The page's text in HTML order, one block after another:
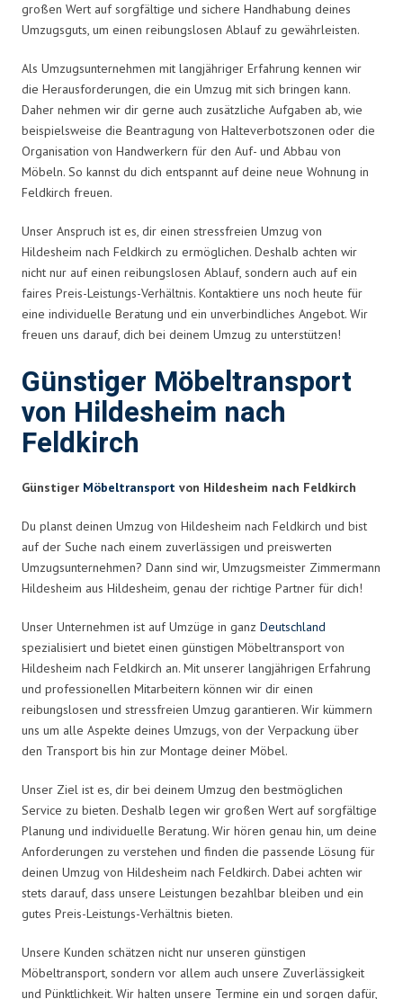
großen Wert auf sorgfältige und sichere Handhabung deines
Umzugsguts, um einen reibungslosen Ablauf zu gewährleisten.
Als Umzugsunternehmen mit langjähriger Erfahrung kennen wir
die Herausforderungen, die ein Umzug mit sich bringen kann.
Daher nehmen wir dir gerne auch zusätzliche Aufgaben ab, wie
beispielsweise die Beantragung von Halteverbotszonen oder die
Organisation von Handwerkern für den Auf- und Abbau von
Möbeln. So kannst du dich entspannt auf deine neue Wohnung in
Feldkirch freuen.
Unser Anspruch ist es, dir einen stressfreien Umzug von
Hildesheim nach Feldkirch zu ermöglichen. Deshalb achten wir
nicht nur auf einen reibungslosen Ablauf, sondern auch auf ein
faires Preis-Leistungs-Verhältnis. Kontaktiere uns noch heute für
eine individuelle Beratung und ein unverbindliches Angebot. Wir
freuen uns darauf, dich bei deinem Umzug zu unterstützen!
Günstiger Möbeltransport
von Hildesheim nach
Feldkirch
Günstiger Möbeltransport von Hildesheim nach Feldkirch
Du planst deinen Umzug von Hildesheim nach Feldkirch und bist
auf der Suche nach einem zuverlässigen und preiswerten
Umzugsunternehmen? Dann sind wir, Umzugsmeister Zimmermann
Hildesheim aus Hildesheim, genau der richtige Partner für dich!
Unser Unternehmen ist auf Umzüge in ganz Deutschland
spezialisiert und bietet einen günstigen Möbeltransport von
Hildesheim nach Feldkirch an. Mit unserer langjährigen Erfahrung
und professionellen Mitarbeitern können wir dir einen
reibungslosen und stressfreien Umzug garantieren. Wir kümmern
uns um alle Aspekte deines Umzugs, von der Verpackung über
den Transport bis hin zur Montage deiner Möbel.
Unser Ziel ist es, dir bei deinem Umzug den bestmöglichen
Service zu bieten. Deshalb legen wir großen Wert auf sorgfältige
Planung und individuelle Beratung. Wir hören genau hin, um deine
Anforderungen zu verstehen und finden die passende Lösung für
deinen Umzug von Hildesheim nach Feldkirch. Dabei achten wir
stets darauf, dass unsere Leistungen bezahlbar bleiben und ein
gutes Preis-Leistungs-Verhältnis bieten.
Unsere Kunden schätzen nicht nur unseren günstigen
Möbeltransport, sondern vor allem auch unsere Zuverlässigkeit
und Pünktlichkeit. Wir halten unsere Termine ein und sorgen dafür,